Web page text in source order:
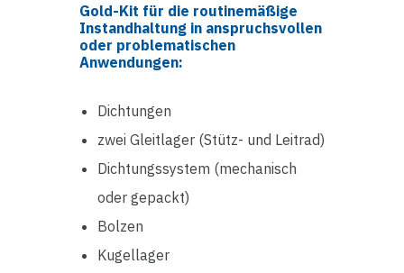
Gold-Kit für die routinemäßige
Instandhaltung in anspruchsvollen
oder problematischen
Anwendungen:
Dichtungen
zwei Gleitlager (Stütz- und Leitrad)
Dichtungssystem (mechanisch
oder gepackt)
Bolzen
Kugellager